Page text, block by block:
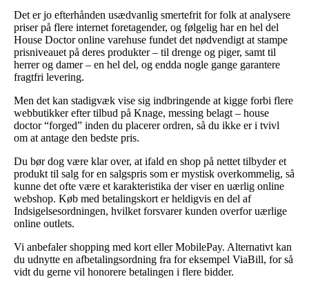
Det er jo efterhånden usædvanlig smertefrit for folk at analysere
priser på flere internet foretagender, og følgelig har en hel del
House Doctor online varehuse fundet det nødvendigt at stampe
prisniveauet på deres produkter – til drenge og piger, samt til
herrer og damer – en hel del, og endda nogle gange garantere
fragtfri levering.
Men det kan stadigvæk vise sig indbringende at kigge forbi flere
webbutikker efter tilbud på Knage, messing belagt – house
doctor “forged” inden du placerer ordren, så du ikke er i tvivl
om at antage den bedste pris.
Du bør dog være klar over, at ifald en shop på nettet tilbyder et
produkt til salg for en salgspris som er mystisk overkommelig, så
kunne det ofte være et karakteristika der viser en uærlig online
webshop. Køb med betalingskort er heldigvis en del af
Indsigelsesordningen, hvilket forsvarer kunden overfor uærlige
online outlets.
Vi anbefaler shopping med kort eller MobilePay. Alternativt kan
du udnytte en afbetalingsordning fra for eksempel ViaBill, for så
vidt du gerne vil honorere betalingen i flere bidder.